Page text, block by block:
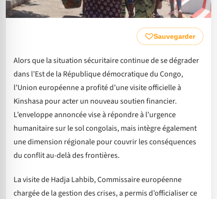
Sauvegarder
Alors que la situation sécuritaire continue de se dégrader
dans l’Est de la République démocratique du Congo,
l’Union européenne a profité d’une visite officielle à
Kinshasa pour acter un nouveau soutien financier.
L’enveloppe annoncée vise à répondre à l’urgence
humanitaire sur le sol congolais, mais intègre également
une dimension régionale pour couvrir les conséquences
du conflit au-delà des frontières.
La visite de Hadja Lahbib, Commissaire européenne
chargée de la gestion des crises, a permis d’officialiser ce